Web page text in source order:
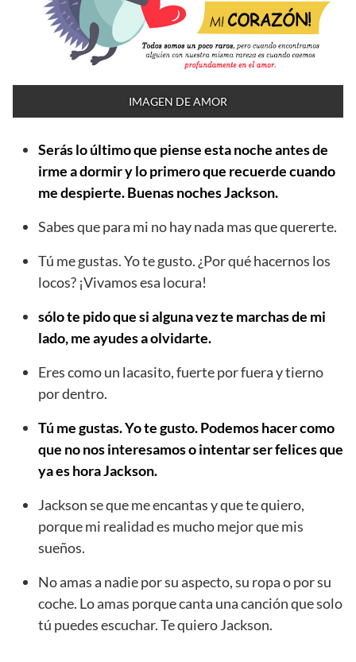
IMAGEN DE AMOR
Serás lo último que piense esta noche antes de
irme a dormir y lo primero que recuerde cuando
me despierte. Buenas noches Jackson.
Sabes que para mi no hay nada mas que quererte.
Tú me gustas. Yo te gusto. ¿Por qué hacernos los
locos? ¡Vivamos esa locura!
sólo te pido que si alguna vez te marchas de mi
lado, me ayudes a olvidarte.
Eres como un lacasito, fuerte por fuera y tierno
por dentro.
Tú me gustas. Yo te gusto. Podemos hacer como
que no nos interesamos o intentar ser felices que
ya es hora Jackson.
Jackson se que me encantas y que te quiero,
porque mi realidad es mucho mejor que mis
sueños.
No amas a nadie por su aspecto, su ropa o por su
coche. Lo amas porque canta una canción que solo
tú puedes escuchar. Te quiero Jackson.